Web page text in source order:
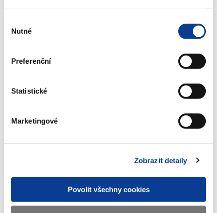
souhlasu
Nutné
Preferenční
Statistické
Marketingové
Zobrazit detaily
Povolit všechny cookies
Stáhnout vybrané (
Stáhnout vše
Zobrazeno 313 ×